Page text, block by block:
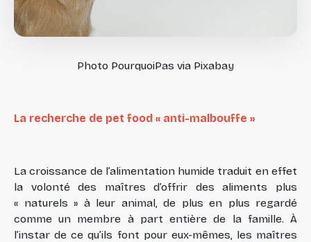
Photo PourquoiPas via Pixabay
La recherche de pet food « anti-malbouffe »
La croissance de l’alimentation humide traduit en effet
la volonté des maîtres d’offrir des aliments plus
« naturels » à leur animal, de plus en plus regardé
comme un membre à part entière de la famille. À
l’instar de ce qu’ils font pour eux-mêmes, les maîtres